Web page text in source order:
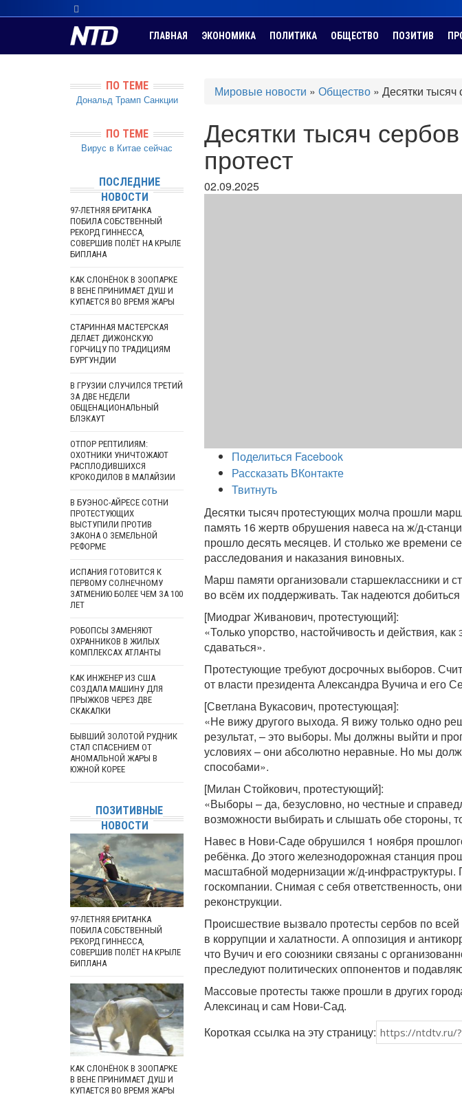
ГЛАВНАЯ ЭКОНОМИКА ПОЛИТИКА ОБЩЕСТВО ПОЗИТИВ
Мировые новости » Общество » Десятки
Десятки тысяч
протест
02.09.2025
Поделиться Facebook
Рассказать ВКонтакте
Твитнуть
Десятки тысяч протестующих молча прошли
память 16 жертв обрушения навеса на ж/д-
прошло десять месяцев. И столько же времени
расследования и наказания виновных.
Марш памяти организовали старшеклассники и
во всём их поддерживать. Так надеются добиться
[Миодраг Живанович, протестующий]:
«Только упорство, настойчивость и действия,
сдаваться».
Протестующие требуют досрочных выборов.
от власти президента Александра Вучича и его
[Светлана Вукасович, протестующая]:
«Не вижу другого выхода. Я вижу только одно
результат, – это выборы. Мы должны выйти и
условиях – они абсолютно неравные. Но мы
способами».
[Милан Стойкович, протестующий]:
«Выборы – да, безусловно, но честные и
возможности выбирать и слышать обе стороны,
Навес в Нови-Саде обрушился 1 ноября
ребёнка. До этого железнодорожная станция
масштабной модернизации ж/д-инфраструктуры.
госкомпании. Снимая с себя ответственность,
реконструкции.
Происшествие вызвало протесты сербов по
в коррупции и халатности. А оппозиция и
что Вучич и его союзники связаны с
преследуют политических оппонентов и
Массовые протесты также прошли в других
Алексинац и сам Нови-Сад.
Короткая ссылка на эту страницу:
ПО ТЕМЕ
Дональд Трамп Санкции
ПО ТЕМЕ
Вирус в Китае сейчас
ПОСЛЕДНИЕ
НОВОСТИ
97-ЛЕТНЯЯ БРИТАНКА
ПОБИЛА СОБСТВЕННЫЙ
РЕКОРД ГИННЕССА,
СОВЕРШИВ ПОЛЁТ НА КРЫЛЕ
БИПЛАНА
КАК СЛОНЁНОК В ЗООПАРКЕ
В ВЕНЕ ПРИНИМАЕТ ДУШ И
КУПАЕТСЯ ВО ВРЕМЯ ЖАРЫ
СТАРИННАЯ МАСТЕРСКАЯ
ДЕЛАЕТ ДИЖОНСКУЮ
ГОРЧИЦУ ПО ТРАДИЦИЯМ
БУРГУНДИИ
В ГРУЗИИ СЛУЧИЛСЯ ТРЕТИЙ
ЗА ДВЕ НЕДЕЛИ
ОБЩЕНАЦИОНАЛЬНЫЙ
БЛЭКАУТ
ОТПОР РЕПТИЛИЯМ:
ОХОТНИКИ УНИЧТОЖАЮТ
РАСПЛОДИВШИХСЯ
КРОКОДИЛОВ В МАЛАЙЗИИ
В БУЭНОС-АЙРЕСЕ СОТНИ
ПРОТЕСТУЮЩИХ
ВЫСТУПИЛИ ПРОТИВ
ЗАКОНА О ЗЕМЕЛЬНОЙ
РЕФОРМЕ
ИСПАНИЯ ГОТОВИТСЯ К
ПЕРВОМУ СОЛНЕЧНОМУ
ЗАТМЕНИЮ БОЛЕЕ ЧЕМ ЗА 100
ЛЕТ
РОБОПСЫ ЗАМЕНЯЮТ
ОХРАННИКОВ В ЖИЛЫХ
КОМПЛЕКСАХ АТЛАНТЫ
КАК ИНЖЕНЕР ИЗ США
СОЗДАЛА МАШИНУ ДЛЯ
ПРЫЖКОВ ЧЕРЕЗ ДВЕ
СКАКАЛКИ
БЫВШИЙ ЗОЛОТОЙ РУДНИК
СТАЛ СПАСЕНИЕМ ОТ
АНОМАЛЬНОЙ ЖАРЫ В
ЮЖНОЙ КОРЕЕ
ПОЗИТИВНЫЕ
НОВОСТИ
97-ЛЕТНЯЯ БРИТАНКА
ПОБИЛА СОБСТВЕННЫЙ
РЕКОРД ГИННЕССА,
СОВЕРШИВ ПОЛЁТ НА КРЫЛЕ
БИПЛАНА
КАК СЛОНЁНОК В ЗООПАРКЕ
В ВЕНЕ ПРИНИМАЕТ ДУШ И
КУПАЕТСЯ ВО ВРЕМЯ ЖАРЫ